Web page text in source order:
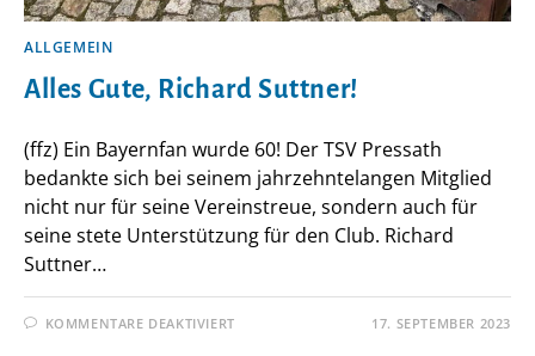
ALLGEMEIN
Alles Gute, Richard Suttner!
(ffz) Ein Bayernfan wurde 60! Der TSV Pressath
bedankte sich bei seinem jahrzehntelangen Mitglied
nicht nur für seine Vereinstreue, sondern auch für
seine stete Unterstützung für den Club. Richard
Suttner…
KOMMENTARE DEAKTIVIERTFÜR 17. SEPTEMBER 2023